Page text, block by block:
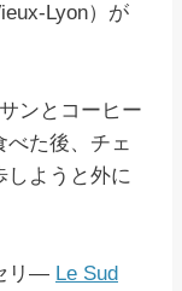
Lyon）が
ンとコーヒー
べた後、チェ
しようと外に
リ― Le Sud